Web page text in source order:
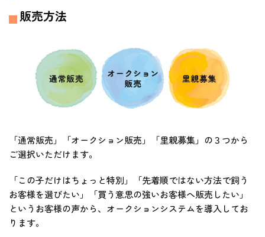
販売方法
「通常販売」「オークション販売」「里親募集」の３つから
ご選択いただけます。
「この子だけはちょっと特別」「先着順ではない方法で飼う
お客様を選びたい」「買う意思の強いお客様へ販売したい」
というお客様の声から、オークションシステムを導入してお
ります。